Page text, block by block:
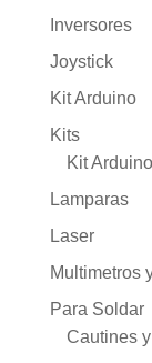
Inversores
Joystick
Kit Arduino
Kits
Kit Arduino
Lamparas
Laser
Multimetros
Para Soldar
Cautines